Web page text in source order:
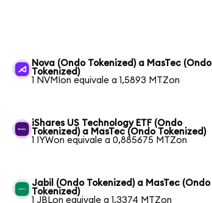
Nova (Ondo Tokenized) a MasTec (Ondo
Tokenized)
1 NVMIon equivale a 1,5893 MTZon
iShares US Technology ETF (Ondo
Tokenized) a MasTec (Ondo Tokenized)
1 IYWon equivale a 0,885675 MTZon
Jabil (Ondo Tokenized) a MasTec (Ondo
Tokenized)
1 JBLon equivale a 1,3374 MTZon